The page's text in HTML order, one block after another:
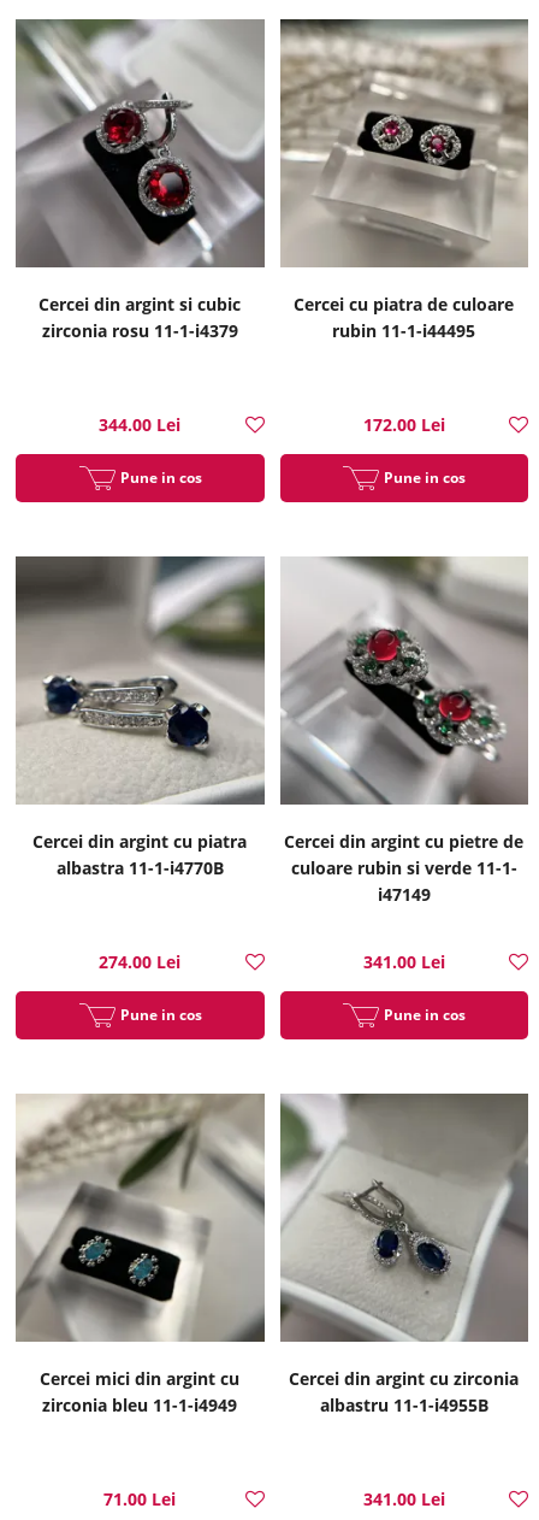
Cercei din argint si cubic
zirconia rosu 11-1-i4379
344.00 Lei
Pune in cos
Cercei cu piatra de culoare
rubin 11-1-i44495
172.00 Lei
Pune in cos
Cercei din argint cu piatra
albastra 11-1-i4770B
274.00 Lei
Pune in cos
Cercei din argint cu pietre de
culoare rubin si verde 11-1-
i47149
341.00 Lei
Pune in cos
Cercei mici din argint cu
zirconia bleu 11-1-i4949
71.00 Lei
Cercei din argint cu zirconia
albastru 11-1-i4955B
341.00 Lei